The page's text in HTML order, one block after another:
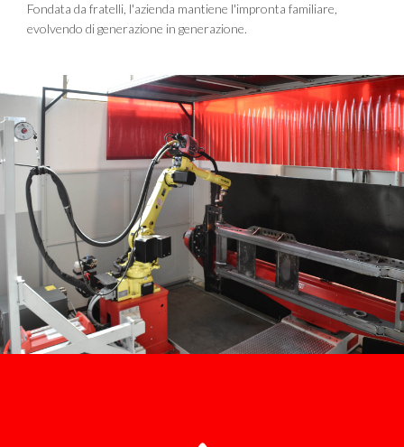
Fondata da fratelli, l'azienda mantiene l'impronta familiare,
evolvendo di generazione in generazione.